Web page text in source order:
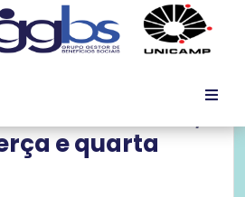
e quarta